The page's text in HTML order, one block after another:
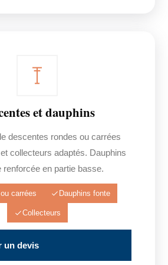
et dauphins
descentes rondes ou carrées
collecteurs adaptés. Dauphins
renforcée en partie basse.
carrées Dauphins fonte
Collecteurs
un devis